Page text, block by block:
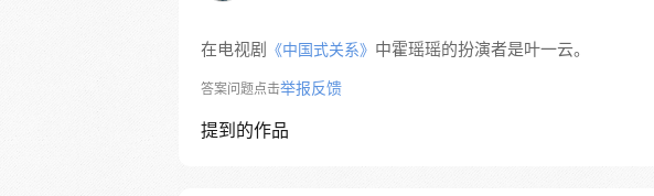
在电视剧 《中国式关系》 中霍瑶瑶的扮演者是叶一云。
答案问题点击举报反馈
提到的作品